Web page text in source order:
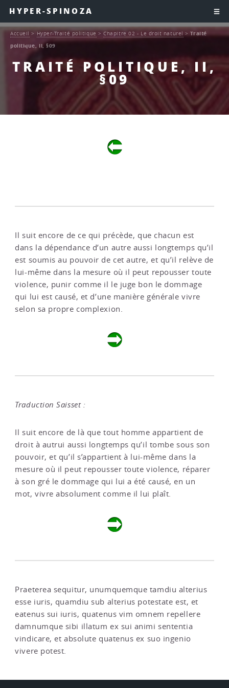
HYPER-SPINOZA
TRAITÉ POLITIQUE, II,
§09
Accueil > Hyper-Traité politique >Chapitre 02 - Le droit naturel >Traité
politique, II, §09
Il suit encore de ce qui précède, que chacun est
dans la dépendance d’un autre aussi longtemps qu’il
est soumis au pouvoir de cet autre, et qu’il relève de
lui-même dans la mesure où il peut repousser toute
violence, punir comme il le juge bon le dommage
qui lui est causé, et d’une manière générale vivre
selon sa propre complexion.
Traduction Saisset :
Il suit encore de là que tout homme appartient de
droit à autrui aussi longtemps qu’il tombe sous son
pouvoir, et qu’il s’appartient à lui-même dans la
mesure où il peut repousser toute violence, réparer
à son gré le dommage qui lui a été causé, en un
mot, vivre absolument comme il lui plaît.
Praeterea sequitur, unumquemque tamdiu alterius
esse iuris, quamdiu sub alterius potestate est, et
eatenus sui iuris, quatenus vim omnem repellere
damnumque sibi illatum ex sui animi sententia
vindicare, et absolute quatenus ex suo ingenio
vivere potest.